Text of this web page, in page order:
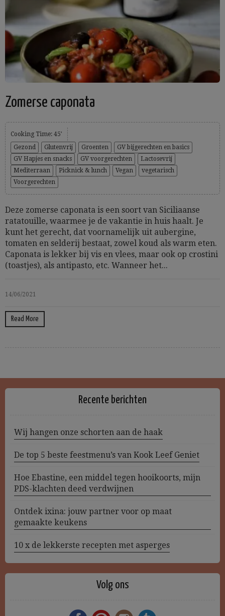
Zomerse caponata
Cooking Time: 45'
Gezond
Glutenvrij Groenten
GV bijgerechten en basics
GV Hapjes en snacks
GV voorgerechten
Lactosevrij
Mediterraan
Picknick & lunch Vegan
vegetarisch
Voorgerechten
Deze zomerse caponata is een soort van Siciliaanse
ratatouille, waarmee je de vakantie in huis haalt. Je
kunt het gerecht, dat voornamelijk uit aubergine,
tomaten en selderij bestaat, zowel koud als warm eten.
Caponata is lekker bij vis en vlees, maar ook op crostini
(toastjes), als antipasto, etc. Wanneer het...
14/06/2021
Read More
Recente berichten
Wij hangen onze schorten aan de haak
De top 5 beste feestmenu’s van Kook Leef Geniet
Hoe Ebastine, een middel tegen hooikoorts, mijn
PDS-klachten deed verdwijnen
Ontdek ixina: jouw partner voor op maat
gemaakte keukens
10 x de lekkerste recepten met asperges
Volg ons